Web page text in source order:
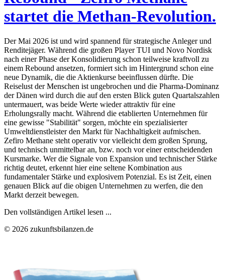
startet die Methan-Revolution.
Der Mai 2026 ist und wird spannend für strategische Anleger und
Renditejäger. Während die großen Player TUI und Novo Nordisk
nach einer Phase der Konsolidierung schon teilweise kraftvoll zu
einem Rebound ansetzen, formiert sich im Hintergrund schon eine
neue Dynamik, die die Aktienkurse beeinflussen dürfte. Die
Reiselust der Menschen ist ungebrochen und die Pharma-Dominanz
der Dänen wird durch die auf den ersten Blick guten Quartalszahlen
untermauert, was beide Werte wieder attraktiv für eine
Erholungsrally macht. Während die etablierten Unternehmen für
eine gewisse "Stabilität" sorgen, möchte ein spezialisierter
Umweltdienstleister den Markt für Nachhaltigkeit aufmischen.
Zefiro Methane steht operativ vor vielleicht dem großen Sprung,
und technisch unmittelbar an, bzw. noch vor einer entscheidenden
Kursmarke. Wer die Signale von Expansion und technischer Stärke
richtig deutet, erkennt hier eine seltene Kombination aus
fundamentaler Stärke und explosivem Potenzial. Es ist Zeit, einen
genauen Blick auf die obigen Unternehmen zu werfen, die den
Markt derzeit bewegen.
Den vollständigen Artikel lesen ...
© 2026 zukunftsbilanzen.de